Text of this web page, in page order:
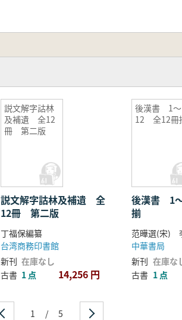
説文解字詁林
及補遺 全12
冊 第二版
説文解字詁林及補遺 全
12冊 第二版
丁福保編纂
台湾商務印書館
新刊 在庫なし
古書 1 点 14,256 円
後漢書 1〜
12 全12冊
後漢書 1
揃
范曄選(宋)
中華書局
新刊 在庫な
古書 1 点
1 / 5